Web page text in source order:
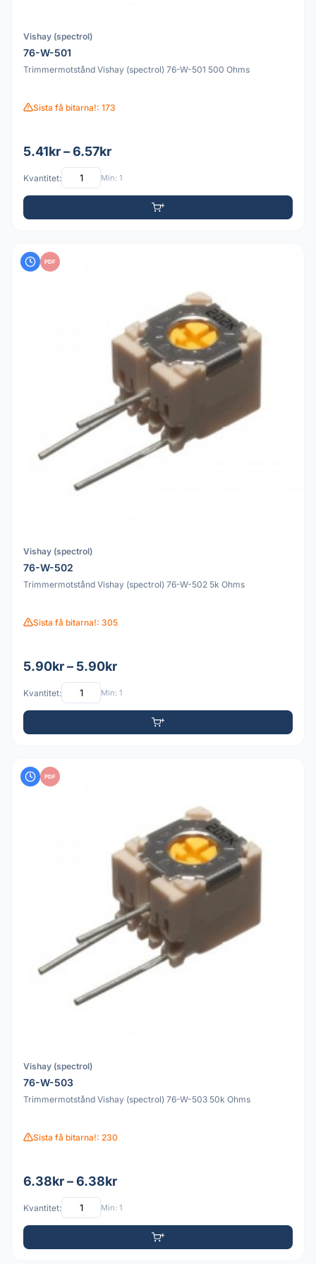
Vishay (spectrol)
76-W-501
Trimmermotstånd Vishay (spectrol) 76-W-501 500 Ohms
Sista få bitarna!: 173
5.41kr – 6.57kr
Kvantitet: Min: 1
PDF
Vishay (spectrol)
76-W-502
Trimmermotstånd Vishay (spectrol) 76-W-502 5k Ohms
Sista få bitarna!: 305
5.90kr – 5.90kr
Kvantitet: Min: 1
PDF
Vishay (spectrol)
76-W-503
Trimmermotstånd Vishay (spectrol) 76-W-503 50k Ohms
Sista få bitarna!: 230
6.38kr – 6.38kr
Kvantitet: Min: 1